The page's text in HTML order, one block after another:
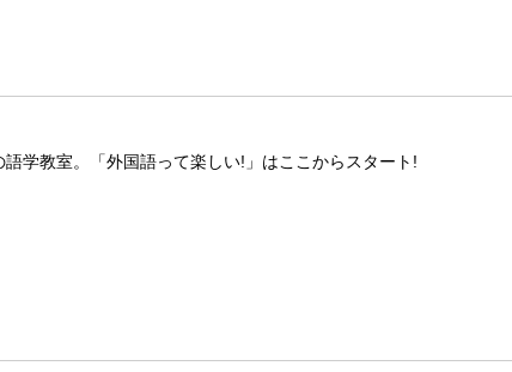
学教室。「外国語って楽しい!」はここからスタート!